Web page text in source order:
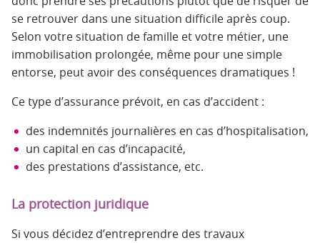
se retrouver dans une situation difficile après coup.
Selon votre situation de famille et votre métier, une
immobilisation prolongée, même pour une simple
entorse, peut avoir des conséquences dramatiques !
Ce type d’assurance prévoit, en cas d’accident :
des indemnités journalières en cas d’hospitalisation,
un capital en cas d’incapacité,
des prestations d’assistance, etc.
La protection juridique
Si vous décidez d’entreprendre des travaux